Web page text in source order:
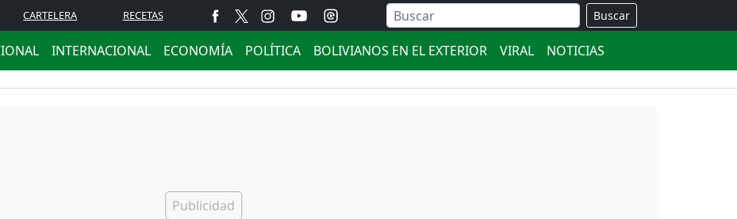
CARTELERA RECETAS Buscar
INTERNACIONAL ECONOMÍA POLÍTICA BOLIVIANOS EN EL EXTERIOR VIRAL NOTICIAS